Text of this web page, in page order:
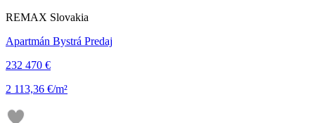
REMAX Slovakia
Apartmán Bystrá Predaj
232 470 €
2 113,36 €/m²